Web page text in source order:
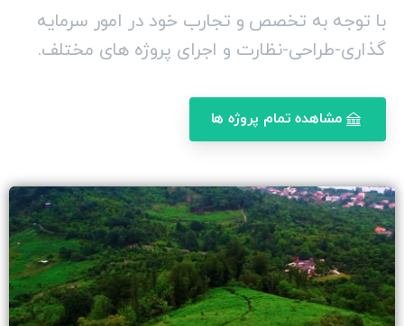
پروژه ها
آخرین پروژه ما
با توجه به تخصص و تجارب خود در امور سرمایه
گذاری-طراحی-نظارت و اجرای پروژه های مختلف.
مشاهده تمام پروژه ها